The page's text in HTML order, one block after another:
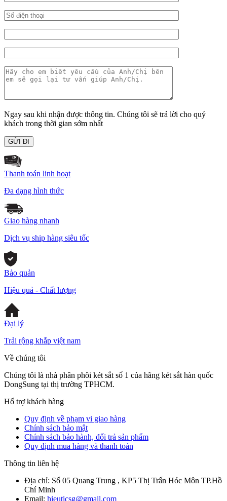
Ngay sau khi nhận được thông tin. Chúng tôi sẽ trả lời cho quý
khách trong thời gian sớm nhất
Thanh toán linh hoạt
Đa dạng hình thức
Giao hàng nhanh
Dịch vụ ship hàng siêu tốc
Bảo quản
Hiệu quả - Chất lượng
Đại lý
Trải rộng khắp việt nam
Về chúng tôi
Chúng tôi là nhà phân phôi két sắt số 1 của hãng két sắt hàn quốc
DongSung tại thị trường TPHCM.
Hổ trợ khách hàng
Quy định về phạm vi giao hàng
Chính sách bảo mật
Chính sách bảo hành, đổi trả sản phẩm
Quy định mua hàng và thanh toán
Thông tin liên hệ
Địa chỉ: Số 05 Quang Trung , KP5 Thị Trấn Hóc Môn TP.Hồ
Chí Minh
Email: hieuticsg@gmail.com